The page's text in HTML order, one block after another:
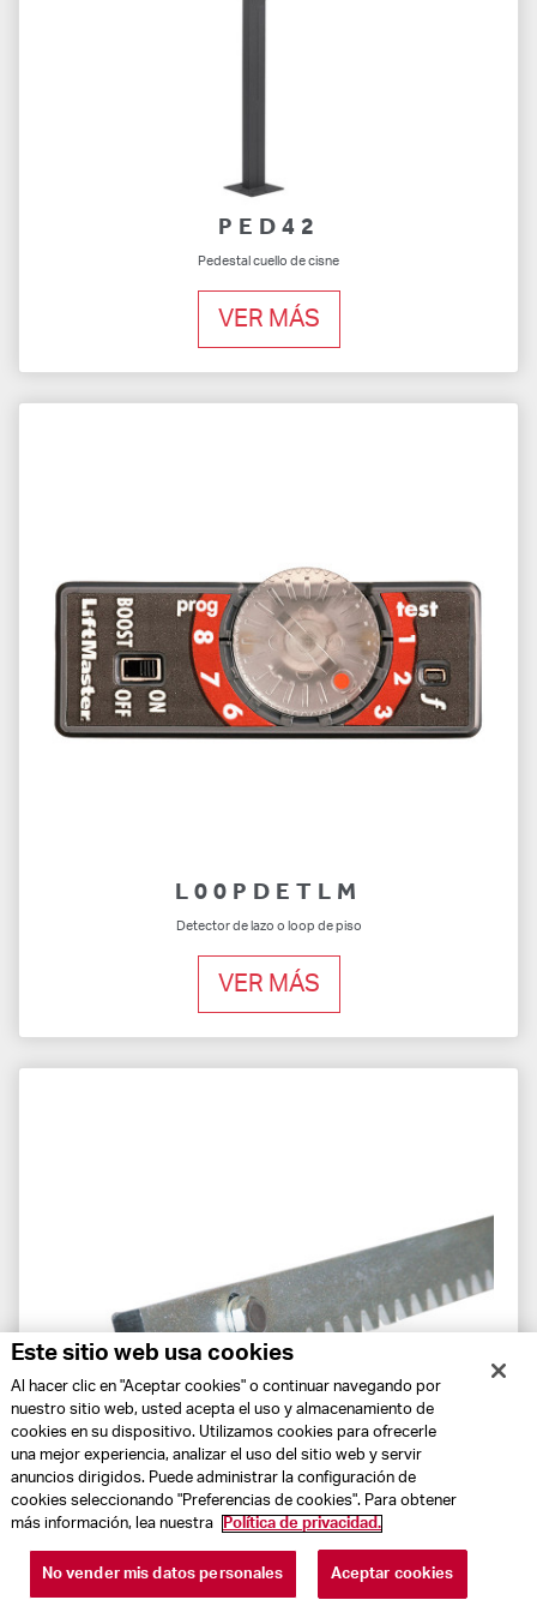
PED42
Pedestal cuello de cisne
VER MÁS
L00PDETLM
Detector de lazo o loop de piso
VER MÁS
202097
Este sitio web usa cookies
Al hacer clic en "Aceptar cookies" o continuar navegando por
nuestro sitio web, usted acepta el uso y almacenamiento de
cookies en su dispositivo. Utilizamos cookies para ofrecerle
una mejor experiencia, analizar el uso del sitio web y servir
anuncios dirigidos. Puede administrar la configuración de
cookies seleccionando "Preferencias de cookies". Para obtener
más información, lea nuestra
Política de privacidad.
No vender mis datos personales Aceptar cookies